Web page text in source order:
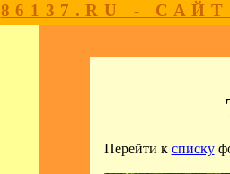
86137.RU -
Перейти к списку